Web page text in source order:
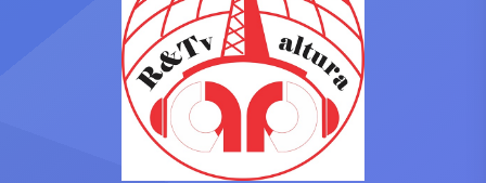
Racing por su ascenso a
Primera División. La afición
verdiblanca […]